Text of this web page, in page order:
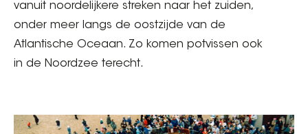
vanuit noordelijkere streken naar het zuiden,
onder meer langs de oostzijde van de
Atlantische Oceaan. Zo komen potvissen ook
in de Noordzee terecht.